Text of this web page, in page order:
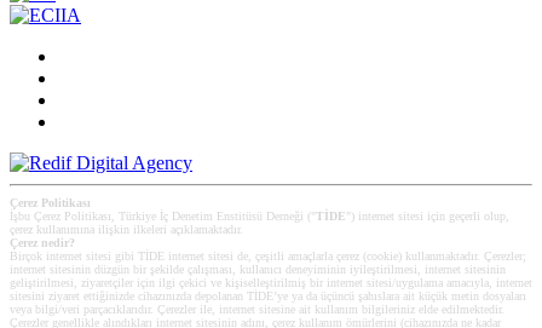
Çerez Politikası
İşbu Çerez Politikası, Türkiye İç Denetim Enstitüsü Derneği (" TİDE ") internet sitesi için geçerli olup,
çerez kullanımına ilişkin ilkeleri açıklamaktadır.
Çerez nedir?
Birçok internet sitesi gibi TİDE internet sitesi de, çeşitli amaçlarla çerez (cookie) kullanmaktadır. Çerezler;
internet sitesinin düzgün bir şekilde çalışması, kullanıcı deneyiminin iyileştirilmesi, internet sitesinin
geliştirilmesi, ziyaretçiler için ilgi çekici ve kişiselleştirilmiş bir internet sitesi/uygulama amacıyla, internet
sitesini ziyaret ettiğinizde cihazınızda depolanan TİDE’ye ya da üçüncü şahıslara ait küçük metin dosyaları
veya bilgi/veri parçacıklarıdır. Çerezler ile, internet sitesine ait kullanım bilgileriniz elde edilmektedir.
Çerezler genellikle alındıkları internet sitesinin adını, çerez kullanım ömürlerini (cihazınızda ne kadar